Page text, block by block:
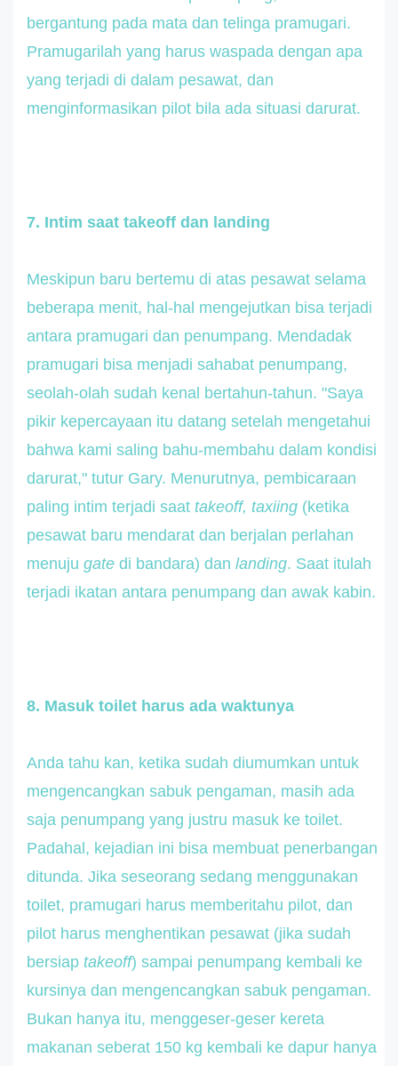
bergantung pada mata dan telinga pramugari.
Pramugarilah yang harus waspada dengan apa
yang terjadi di dalam pesawat, dan
menginformasikan pilot bila ada situasi darurat.
7. Intim saat takeoff dan landing
Meskipun baru bertemu di atas pesawat selama
beberapa menit, hal-hal mengejutkan bisa terjadi
antara pramugari dan penumpang. Mendadak
pramugari bisa menjadi sahabat penumpang,
seolah-olah sudah kenal bertahun-tahun. "Saya
pikir kepercayaan itu datang setelah mengetahui
bahwa kami saling bahu-membahu dalam kondisi
darurat," tutur Gary. Menurutnya, pembicaraan
paling intim terjadi saat takeoff, taxiing (ketika
pesawat baru mendarat dan berjalan perlahan
menuju gate di bandara) dan landing. Saat itulah
terjadi ikatan antara penumpang dan awak kabin.
8. Masuk toilet harus ada waktunya
Anda tahu kan, ketika sudah diumumkan untuk
mengencangkan sabuk pengaman, masih ada
saja penumpang yang justru masuk ke toilet.
Padahal, kejadian ini bisa membuat penerbangan
ditunda. Jika seseorang sedang menggunakan
toilet, pramugari harus memberitahu pilot, dan
pilot harus menghentikan pesawat (jika sudah
bersiap takeoff) sampai penumpang kembali ke
kursinya dan mengencangkan sabuk pengaman.
Bukan hanya itu, menggeser-geser kereta
makanan seberat 150 kg kembali ke dapur hanya